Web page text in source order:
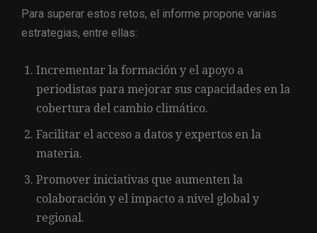
Para superar estos retos, el informe propone varias
estrategias, entre ellas:
Incrementar la formación y el apoyo a
periodistas para mejorar sus capacidades en la
cobertura del cambio climático.
Facilitar el acceso a datos y expertos en la
materia.
Promover iniciativas que aumenten la
colaboración y el impacto a nivel global y
regional.